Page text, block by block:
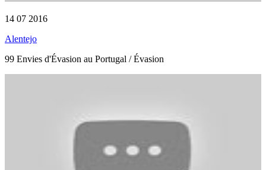
14 07 2016
Alentejo
99 Envies d'Évasion au Portugal / Évasion